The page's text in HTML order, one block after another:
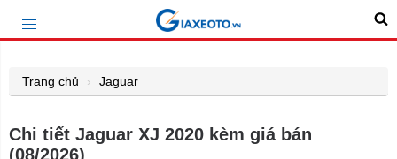
Trang chủ Jaguar
Chi tiết Jaguar XJ 2020 kèm giá bán
(08/2026)